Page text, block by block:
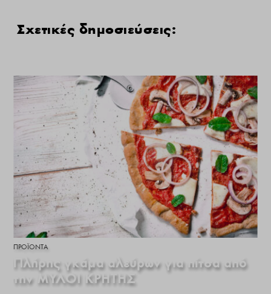
Σχετικές δημοσιεύσεις:
ΠΡΟΪΌΝΤΑ
Πλήρης γκάμα αλεύρων για πίτσα από
την ΜΥΛΟΙ ΚΡΗΤΗΣ